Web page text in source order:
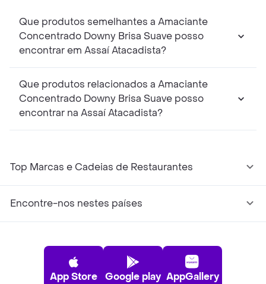
Que produtos semelhantes a Amaciante
Concentrado Downy Brisa Suave posso
encontrar em Assaí Atacadista?
Que produtos relacionados a Amaciante
Concentrado Downy Brisa Suave posso
encontrar na Assaí Atacadista?
Top Marcas e Cadeias de Restaurantes
Encontre-nos nestes países
App Store Google play AppGallery